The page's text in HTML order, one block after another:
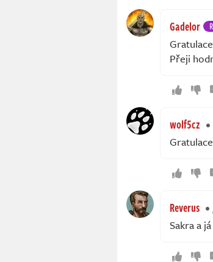
Gadelor
Přeji
wolf5cz
Reverus
Sakra a